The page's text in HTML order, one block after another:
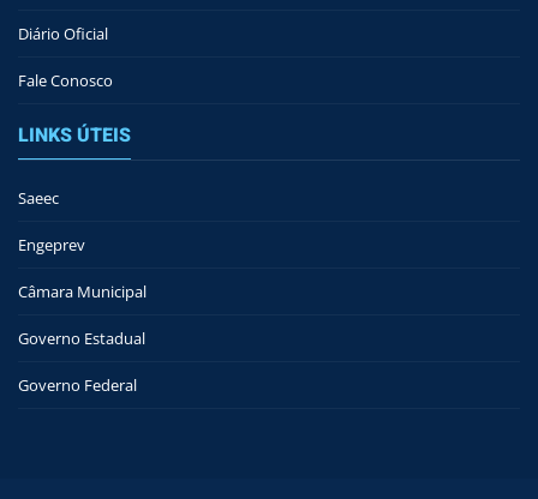
Diário Oficial
Fale Conosco
LINKS ÚTEIS
Saeec
Engeprev
Câmara Municipal
Governo Estadual
Governo Federal